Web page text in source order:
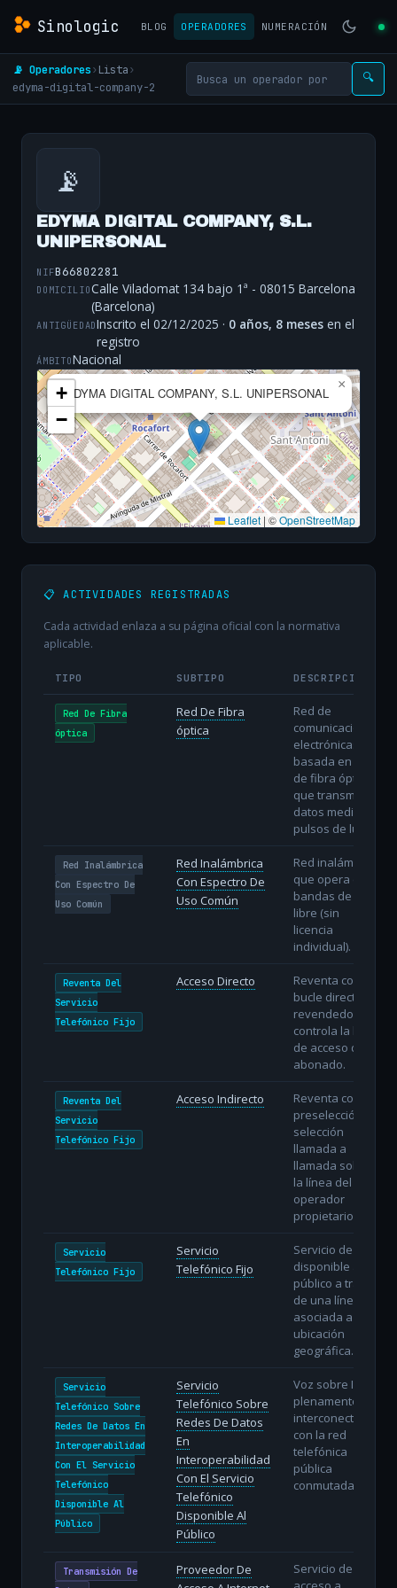
Sinologic BLOG OPERADORES NUMERACIÓN
📡 Operadores› Lista›
edyma-digital-company-2
🔍
📡
EDYMA DIGITAL COMPANY, S.L.
UNIPERSONAL
NIFB66802281
DOMICILIOCalle Viladomat 134 bajo 1ª - 08015 Barcelona
(Barcelona)
ANTIGÜEDADInscrito el 02/12/2025 · 0 años, 8 meses en el
registro
ÁMBITONacional
EDYMA DIGITAL COMPANY, S.L. UNIPERSONAL
×
+
−
Leaflet | ©OpenStreetMap
📋 ACTIVIDADES REGISTRADAS
Cada actividad enlaza a su página oficial con la normativa
aplicable.
TIPO SUBTIPO DESCRIPCIÓN
Red De Fibra
óptica
Red De Fibra
óptica
Red de
comunicaciones
electrónicas
basada en hilos
de fibra óptica
que transmiten
datos mediante
pulsos de luz.
Red Inalámbrica
Con Espectro De
Uso Común
Red Inalámbrica
Con Espectro De
Uso Común
Red inalámbrica
que opera en
bandas de uso
libre (sin
licencia
individual).
Reventa Del
Servicio
Telefónico Fijo
Acceso Directo
Reventa con
bucle directo: el
revendedor
controla la línea
de acceso del
abonado.
Reventa Del
Servicio
Telefónico Fijo
Acceso Indirecto
Reventa con
preselección o
selección
llamada a
llamada sobre
la línea del
operador
propietario.
Servicio
Telefónico Fijo
Servicio
Telefónico Fijo
Servicio de voz
disponible al
público a través
de una línea fija
asociada a una
ubicación
geográfica.
Servicio
Telefónico Sobre
Redes De Datos En
Interoperabilidad
Con El Servicio
Telefónico
Disponible Al
Público
Servicio
Telefónico Sobre
Redes De Datos
En
Interoperabilidad
Con El Servicio
Telefónico
Disponible Al
Público
Voz sobre IP
plenamente
interconectada
con la red
telefónica
pública
conmutada.
Transmisión De
Proveedor De
Servicio de